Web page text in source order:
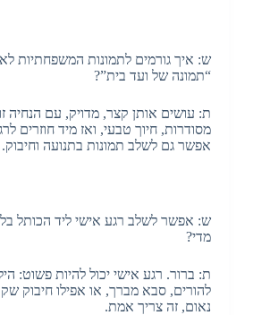
ש: איך גורמים לתמונות המשפחתיות
“תמונה של ועד בית”?
ת: עושים אותן קצר, מדויק, עם הנחיה
מסודרות, חיוך טבעי, ואז מיד חוזרים
אפשר גם לשלב תמונות בתנועה וחיבוק.
ש: אפשר לשלב רגע אישי ליד הכותל
מדי?
ת: ברור. רגע אישי יכול להיות פשוט:
להורים, סבא מברך, או אפילו חיבוק
נאום, זה צריך אמת.